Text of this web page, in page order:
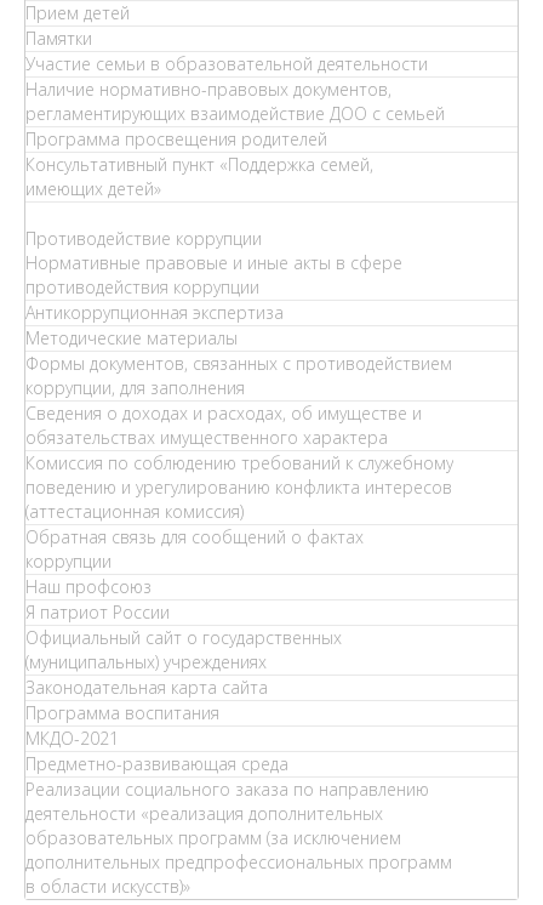
Прием детей
Памятки
Участие семьи в образовательной деятельности
Наличие нормативно-правовых документов,
регламентирующих взаимодействие ДОО с семьей
Программа просвещения родителей
Консультативный пункт «Поддержка семей,
имеющих детей»
Противодействие коррупции
Нормативные правовые и иные акты в сфере
противодействия коррупции
Антикоррупционная экспертиза
Методические материалы
Формы документов, связанных с противодействием
коррупции, для заполнения
Сведения о доходах и расходах, об имуществе и
обязательствах имущественного характера
Комиссия по соблюдению требований к служебному
поведению и урегулированию конфликта интересов
(аттестационная комиссия)
Обратная связь для сообщений о фактах
коррупции
Наш профсоюз
Я патриот России
Официальный сайт о государственных
(муниципальных) учреждениях
Законодательная карта сайта
Программа воспитания
МКДО-2021
Предметно-развивающая среда
Реализации социального заказа по направлению
деятельности «реализация дополнительных
образовательных программ (за исключением
дополнительных предпрофессиональных программ
в области искусств)»